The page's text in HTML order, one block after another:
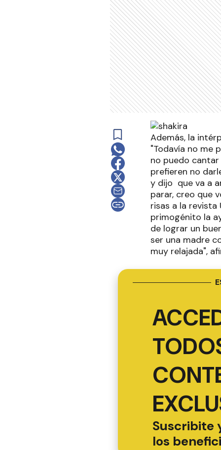
Además, la
"Todavía no me
no puedo
prefieren no
y dijo que va a
parar, creo que
risas a la revista
primogénito la
de lograr un
ser una madre
muy relajada",
Suscribite
los